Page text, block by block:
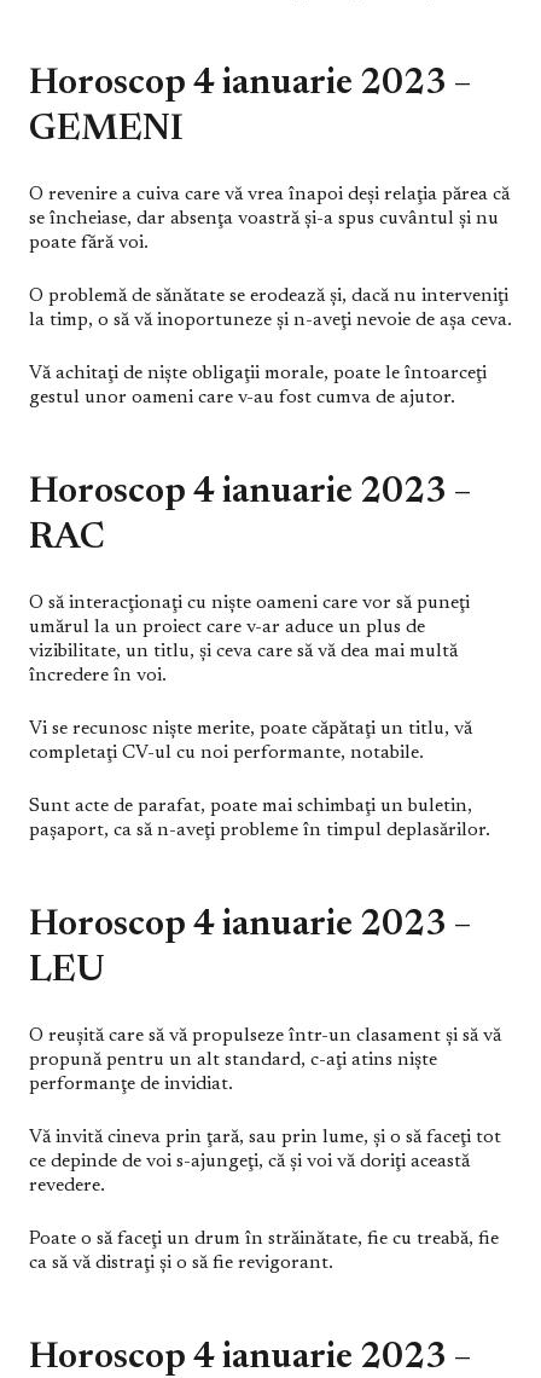
Horoscop 4 ianuarie 2023 –
GEMENI
O revenire a cuiva care vă vrea înapoi deşi relaţia părea că
se încheiase, dar absenţa voastră şi-a spus cuvântul și nu
poate fără voi.
O problemă de sănătate se erodează şi, dacă nu interveniţi
la timp, o să vă inoportuneze şi n-aveţi nevoie de aşa ceva.
Vă achitaţi de nişte obligaţii morale, poate le întoarceţi
gestul unor oameni care v-au fost cumva de ajutor.
Horoscop 4 ianuarie 2023 –
RAC
O să interacţionaţi cu nişte oameni care vor să puneţi
umărul la un proiect care v-ar aduce un plus de
vizibilitate, un titlu, şi ceva care să vă dea mai multă
încredere în voi.
Vi se recunosc nişte merite, poate căpătaţi un titlu, vă
completaţi CV-ul cu noi performante, notabile.
Sunt acte de parafat, poate mai schimbaţi un buletin,
paşaport, ca să n-aveţi probleme în timpul deplasărilor.
Horoscop 4 ianuarie 2023 –
LEU
O reuşită care să vă propulseze într-un clasament şi să vă
propună pentru un alt standard, c-aţi atins nişte
performanţe de invidiat.
Vă invită cineva prin ţară, sau prin lume, şi o să faceţi tot
ce depinde de voi s-ajungeţi, că şi voi vă doriţi această
revedere.
Poate o să faceţi un drum în străinătate, fie cu treabă, fie
ca să vă distraţi şi o să fie revigorant.
Horoscop 4 ianuarie 2023 –